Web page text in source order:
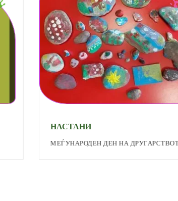
НАСТАНИ
МЕЃУНАРОДЕН ДЕН НА ДРУГАРСТВОТО